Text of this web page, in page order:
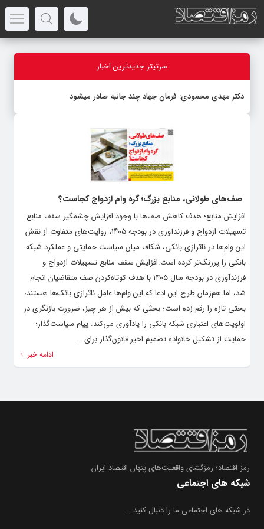
سرتیتر جدیدترین اخبار
دکتر مهدى محمودى: فرمان جهاد چند جانبه صادر میشود
صف‌های طولانی، منابع بزرگ؛ گره وام ازدواج کجاست؟
افزایش منابع؛ هدف کاهش صف‌ها با وجود افزایش چشمگیر سقف منابع
تسهیلات ازدواج و فرزندآوری در بودجه ۱۴۰۵، روایت‌های متفاوت از نقش
این وام‌ها در ناترازی بانکی، شکاف میان سیاست حمایتی و عملکرد شبکه
بانکی را پررنگ‌تر کرده است.افزایش سقف منابع تسهیلات ازدواج و
فرزندآوری در بودجه سال ۱۴۰۵ با هدف کوتاه‌کردن صف متقاضیان انجام
شد، اما هم‌زمان طرح این ادعا که این وام‌ها عامل ناترازی بانک‌ها هستند،
بحثی تازه را رقم زده است؛ بحثی که بیش از هر چیز، ضرورت بازنگری در
اولویت‌های اعتباری شبکه بانکی را یادآوری می‌کند. پیام سیاست‌گذار؛
حمایت از تشکیل خانواده تصمیم اخیر قانون‌گذار برای...
ادامه خبر
رمز اقتصاد؛ رمزگشای واقعیت‌های پنهان اقتصاد ایران
شبکه های اجتماعی
در شبکه های اجتماعی ما را دنبال کنید ...